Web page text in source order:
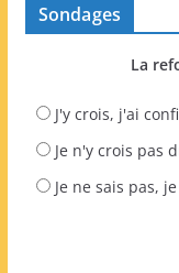
Sondages
La
J'y crois, j'ai
Je n'y crois pas
Je ne sais pas,